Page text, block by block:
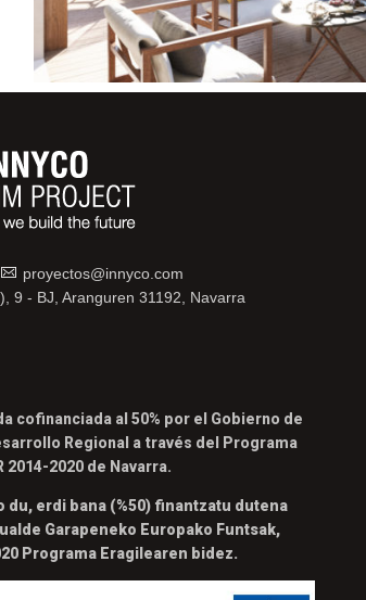
proyectos@innyco.com
9 - BJ, Aranguren 31192, Navarra
cofinanciada al 50% por el Gobierno de
Regional a través del Programa
2014-2020 de Navarra.
du, erdi bana (%50) finantzatu dutena
Garapeneko Europako Funtsak,
Programa Eragilearen bidez.